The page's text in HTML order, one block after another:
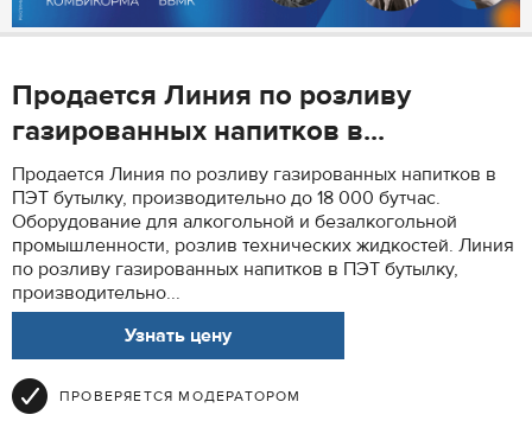
Продается Линия по розливу
газированных напитков в...
Продается Линия по розливу газированных напитков в
ПЭТ бутылку, производительно до 18 000 бутчас.
Оборудование для алкогольной и безалкогольной
промышленности, розлив технических жидкостей. Линия
по розливу газированных напитков в ПЭТ бутылку,
производительно...
Узнать цену
ПРОВЕРЯЕТСЯ МОДЕРАТОРОМ